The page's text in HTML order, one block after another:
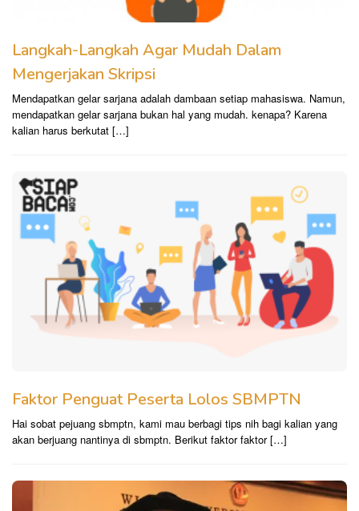
Langkah-Langkah Agar Mudah Dalam
Mengerjakan Skripsi
Mendapatkan gelar sarjana adalah dambaan setiap mahasiswa. Namun,
mendapatkan gelar sarjana bukan hal yang mudah. kenapa? Karena
kalian harus berkutat […]
Faktor Penguat Peserta Lolos SBMPTN
Hai sobat pejuang sbmptn, kami mau berbagi tips nih bagi kalian yang
akan berjuang nantinya di sbmptn. Berikut faktor faktor […]